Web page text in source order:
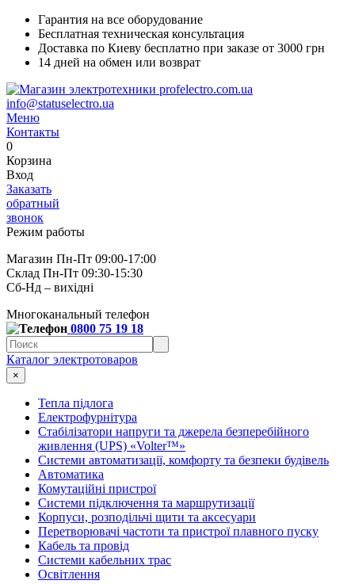
Гарантия на все оборудование
Бесплатная техническая консультация
Доставка по Киеву бесплатно при заказе от 3000 грн
14 дней на обмен или возврат
info@statuselectro.ua
Меню
Контакты
0
Корзина
Вход
Заказать
обратный
звонок
Режим работы
Магазин Пн-Пт 09:00-17:00
Склад Пн-Пт 09:30-15:30
Сб-Нд – вихідні
Многоканальный телефон
0800 75 19 18
Каталог электротоваров
×
Тепла підлога
Електрофурнітура
Cтабілізатори напруги та джерела безперебійного
живлення (UPS) «Volter™»
Системи автоматизації, комфорту та безпеки будівель
Автоматика
Комутаційні пристрої
Системи підключення та маршрутизації
Корпуси, розподільчі щити та аксесуари
Перетворювачі частоти та пристрої плавного пуску
Кабель та провід
Системи кабельних трас
Освітлення